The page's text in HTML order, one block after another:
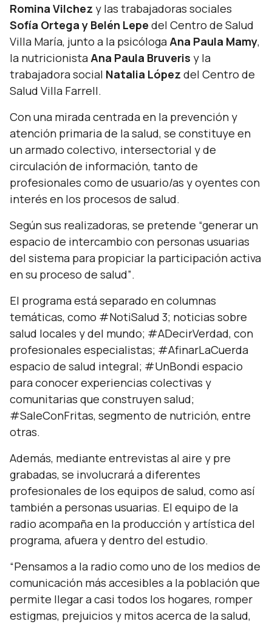
Romina Vilchez y las trabajadoras sociales
Sofía Ortega y Belén Lepe del Centro de Salud
Villa María, junto a la psicólogaAna Paula Mamy,
la nutricionistaAna Paula Bruveris y la
trabajadora social Natalia López del Centro de
Salud Villa Farrell.
Con una mirada centrada en la prevención y
atención primaria de la salud, se constituye en
un armado colectivo, intersectorial y de
circulación de información, tanto de
profesionales como de usuario/as y oyentes con
interés en los procesos de salud.
Según sus realizadoras, se pretende “generar un
espacio de intercambio con personas usuarias
del sistema para propiciar la participación activa
en su proceso de salud”.
El programa está separado en columnas
temáticas, como #NotiSalud 3; noticias sobre
salud locales y del mundo; #ADecirVerdad, con
profesionales especialistas; #AfinarLaCuerda
espacio de salud integral; #UnBondi espacio
para conocer experiencias colectivas y
comunitarias que construyen salud;
#SaleConFritas, segmento de nutrición, entre
otras.
Además, mediante entrevistas al aire y pre
grabadas, se involucrará a diferentes
profesionales de los equipos de salud, como así
también a personas usuarias. El equipo de la
radio acompaña en la producción y artística del
programa, afuera y dentro del estudio.
“Pensamos a la radio como uno de los medios de
comunicación más accesibles a la población que
permite llegar a casi todos los hogares, romper
estigmas, prejuicios y mitos acerca de la salud,